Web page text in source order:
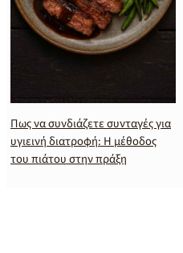
Πως να συνδιάζετε συνταγές για
υγιεινή διατροφή: Η μέθοδος
του πιάτου στην πράξη